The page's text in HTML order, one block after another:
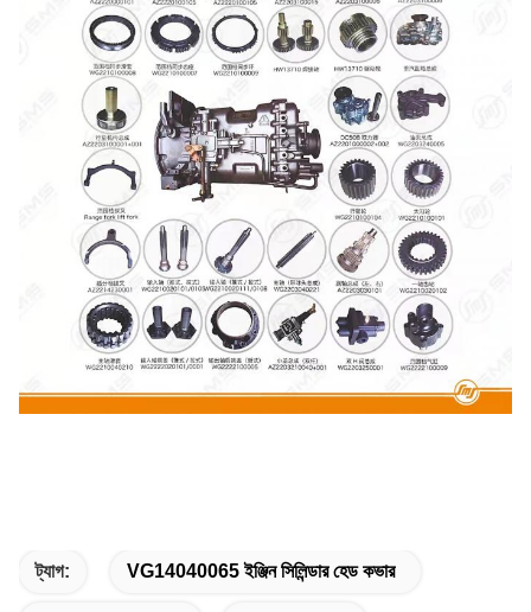
ট্যাগ: VG14040065 ইঞ্জিন সিলিন্ডার হেড কভার